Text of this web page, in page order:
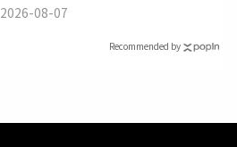
2026-08-07
Recommended by